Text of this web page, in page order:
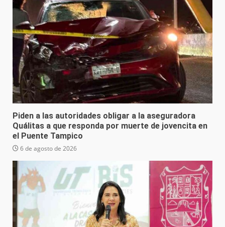
Piden a las autoridades obligar a la aseguradora
Quálitas a que responda por muerte de jovencita en
el Puente Tampico
6 de agosto de 2026